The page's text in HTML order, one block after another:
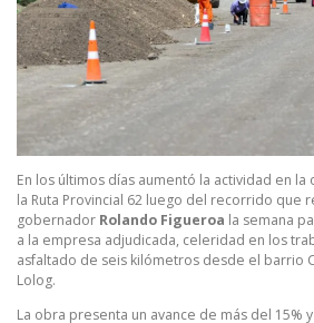
En los últimos días aumentó la actividad en
la Ruta Provincial 62 luego del recorrido que
gobernador Rolando Figueroa la semana
a la empresa adjudicada, celeridad en los
asfaltado de seis kilómetros desde el barrio
Lolog.
La obra presenta un avance de más del 15%